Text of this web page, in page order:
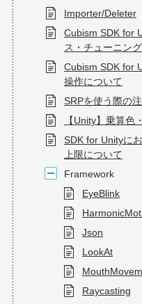
Importer/Deleter
Cubism SDK for
ス・チューニン
Cubism SDK for
操作について
SRPを使う際の
【Unity】乗算色
SDK for Unityに
上限について
Framework
EyeBlink
Json
LookAt
Raycasting